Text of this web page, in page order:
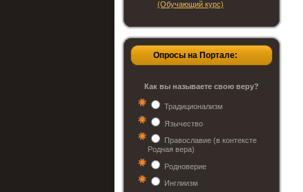
(Обучающий курс)
Опросы на Портале:
Как вы называете свою веру?
Традиционализм
Язычество
Православие (в контексте
Родная вера)
Родноверие
Инглиизм